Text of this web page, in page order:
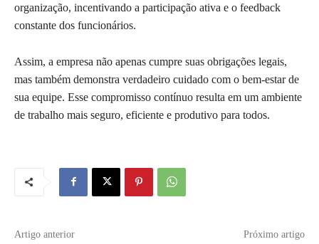
organização, incentivando a participação ativa e o feedback
constante dos funcionários.
Assim, a empresa não apenas cumpre suas obrigações legais,
mas também demonstra verdadeiro cuidado com o bem-estar de
sua equipe. Esse compromisso contínuo resulta em um ambiente
de trabalho mais seguro, eficiente e produtivo para todos.
Artigo anterior Próximo artigo